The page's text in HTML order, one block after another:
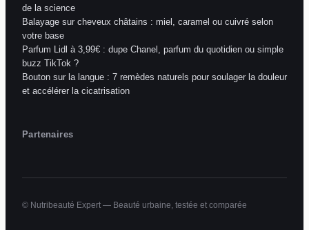
de la science
Balayage sur cheveux châtains : miel, caramel ou cuivré selon
votre base
Parfum Lidl à 3,99€ : dupe Chanel, parfum du quotidien ou simple
buzz TikTok ?
Bouton sur la langue : 7 remèdes naturels pour soulager la douleur
et accélérer la cicatrisation
Partenaires
© Nutribeauté Expert — Beauté urbaine, testée et comparée